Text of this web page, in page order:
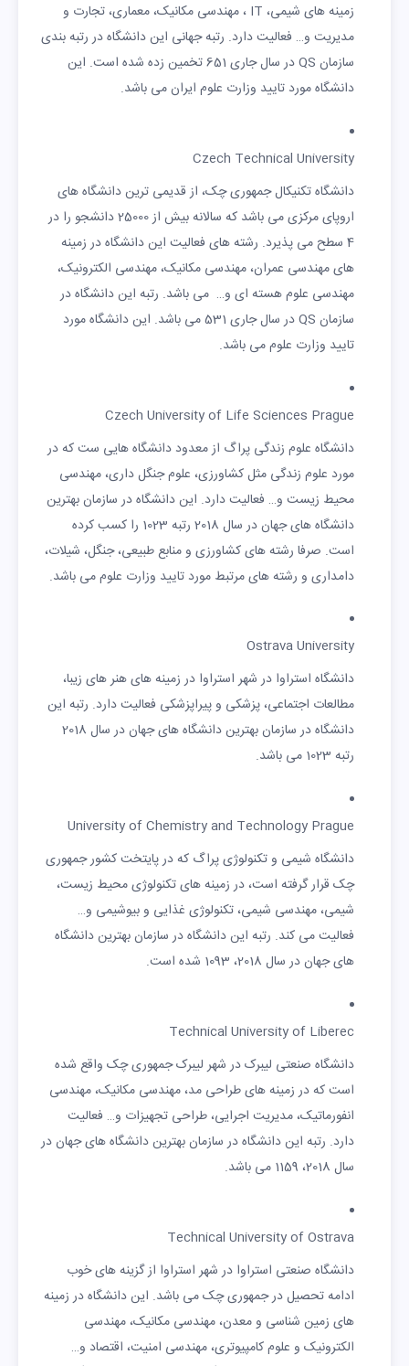
زمینه های شیمی، IT ، مهندسی مکانیک، معماری، تجارت و
مدیریت و… فعالیت دارد. رتبه جهانی این دانشگاه در رتبه بندی
سازمان QS در سال جاری 651 تخمین زده شده است. این
دانشگاه مورد تایید وزارت علوم ایران می باشد.
Czech Technical University
دانشگاه تکنیکال جمهوری چک، از قدیمی ترین دانشگاه های
اروپای مرکزی می باشد که سالانه بیش از 25000 دانشجو را در
4 سطح می پذیرد. رشته های فعالیت این دانشگاه در زمینه
های مهندسی عمران، مهندسی مکانیک، مهندسی الکترونیک،
مهندسی علوم هسته ای و… می باشد. رتبه این دانشگاه در
سازمان QS در سال جاری 531 می باشد. این دانشگاه مورد
تایید وزارت علوم می باشد.
Czech University of Life Sciences Prague
دانشگاه علوم زندگی پراگ از معدود دانشگاه هایی ست که در
مورد علوم زندگی مثل کشاورزی، علوم جنگل داری، مهندسی
محیط زیست و… فعالیت دارد. این دانشگاه در سازمان بهترین
دانشگاه های جهان در سال 2018 رتبه 1023 را کسب کرده
است. صرفا رشته های کشاورزی و منابع طبیعی، جنگل، شیلات،
دامداری و رشته های مرتبط مورد تایید وزارت علوم می باشد.
Ostrava University
دانشگاه استراوا در شهر استراوا در زمینه های هنر های زیبا،
مطالعات اجتماعی، پزشکی و پیراپزشکی فعالیت دارد. رتبه این
دانشگاه در سازمان بهترین دانشگاه های جهان در سال 2018
رتبه 1023 می باشد.
University of Chemistry and Technology Prague
دانشگاه شیمی و تکنولوژی پراگ که در پایتخت کشور جمهوری
چک قرار گرفته است، در زمینه های تکنولوژی محیط زیست،
شیمی، مهندسی شیمی، تکنولوژی غذایی و بیوشیمی و…
فعالیت می کند. رتبه این دانشگاه در سازمان بهترین دانشگاه
های جهان در سال 2018، 1093 شده است.
Technical University of Liberec
دانشگاه صنعتی لیبرک در شهر لیبرک جمهوری چک واقع شده
است که در زمینه های طراحی مد، مهندسی مکانیک، مهندسی
انفورماتیک، مدیریت اجرایی، طراحی تجهیزات و… فعالیت
دارد. رتبه این دانشگاه در سازمان بهترین دانشگاه های جهان در
سال 2018، 1159 می باشد.
Technical University of Ostrava
دانشگاه صنعتی استراوا در شهر استراوا از گزینه های خوب
ادامه تحصیل در جمهوری چک می باشد. این دانشگاه در زمینه
های زمین شناسی و معدن، مهندسی مکانیک، مهندسی
الکترونیک و علوم کامپیوتری، مهندسی امنیت، اقتصاد و…